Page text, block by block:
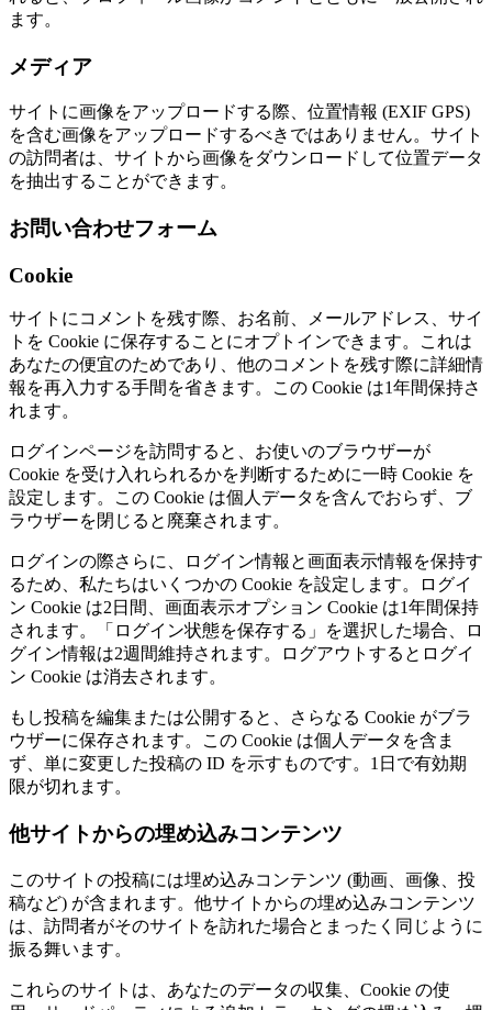
ます。
メディア
サイトに画像をアップロードする際、位置情報 (EXIF GPS)
を含む画像をアップロードするべきではありません。サイト
の訪問者は、サイトから画像をダウンロードして位置データ
を抽出することができます。
お問い合わせフォーム
Cookie
サイトにコメントを残す際、お名前、メールアドレス、サイ
トを Cookie に保存することにオプトインできます。これは
あなたの便宜のためであり、他のコメントを残す際に詳細情
報を再入力する手間を省きます。この Cookie は1年間保持さ
れます。
ログインページを訪問すると、お使いのブラウザーが
Cookie を受け入れられるかを判断するために一時 Cookie を
設定します。この Cookie は個人データを含んでおらず、ブ
ラウザーを閉じると廃棄されます。
ログインの際さらに、ログイン情報と画面表示情報を保持す
るため、私たちはいくつかの Cookie を設定します。ログイ
ン Cookie は2日間、画面表示オプション Cookie は1年間保持
されます。「ログイン状態を保存する」を選択した場合、ロ
グイン情報は2週間維持されます。ログアウトするとログイ
ン Cookie は消去されます。
もし投稿を編集または公開すると、さらなる Cookie がブラ
ウザーに保存されます。この Cookie は個人データを含ま
ず、単に変更した投稿の ID を示すものです。1日で有効期
限が切れます。
他サイトからの埋め込みコンテンツ
このサイトの投稿には埋め込みコンテンツ (動画、画像、投
稿など) が含まれます。他サイトからの埋め込みコンテンツ
は、訪問者がそのサイトを訪れた場合とまったく同じように
振る舞います。
これらのサイトは、あなたのデータの収集、Cookie の使